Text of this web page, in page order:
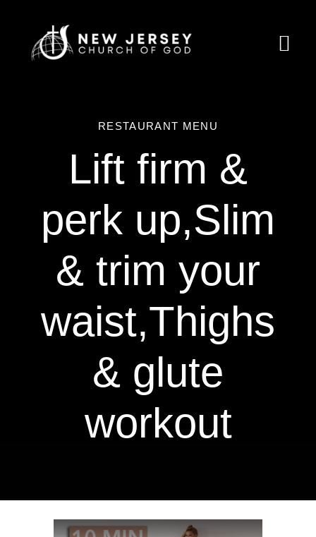
content
Resources
Partnership
Contact Us
RESTAURANT MENU
Lift firm &
perk up,Slim
& trim your
waist,Thighs
& glute
workout